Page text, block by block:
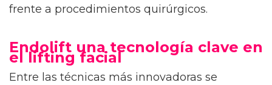
frente a procedimientos quirúrgicos.
Endolift una tecnología clave en
el lifting facial
Entre las técnicas más innovadoras se